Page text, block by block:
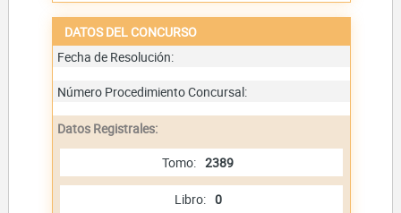
DATOS DEL CONCURSO
Fecha de Resolución:
Número Procedimiento Concursal:
Datos Registrales:
Tomo: 2389
Libro: 0